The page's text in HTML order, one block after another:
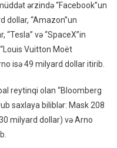
Trilyon
ərzində “Facebook”un
dollar, “Amazon”un
və “SpaceX”in
Vuitton Moët
isə 49 milyard dollar itirib.
reytinqi olan “Bloomberg
saxlaya biliblər: Mask 208
milyard dollar) və Arno